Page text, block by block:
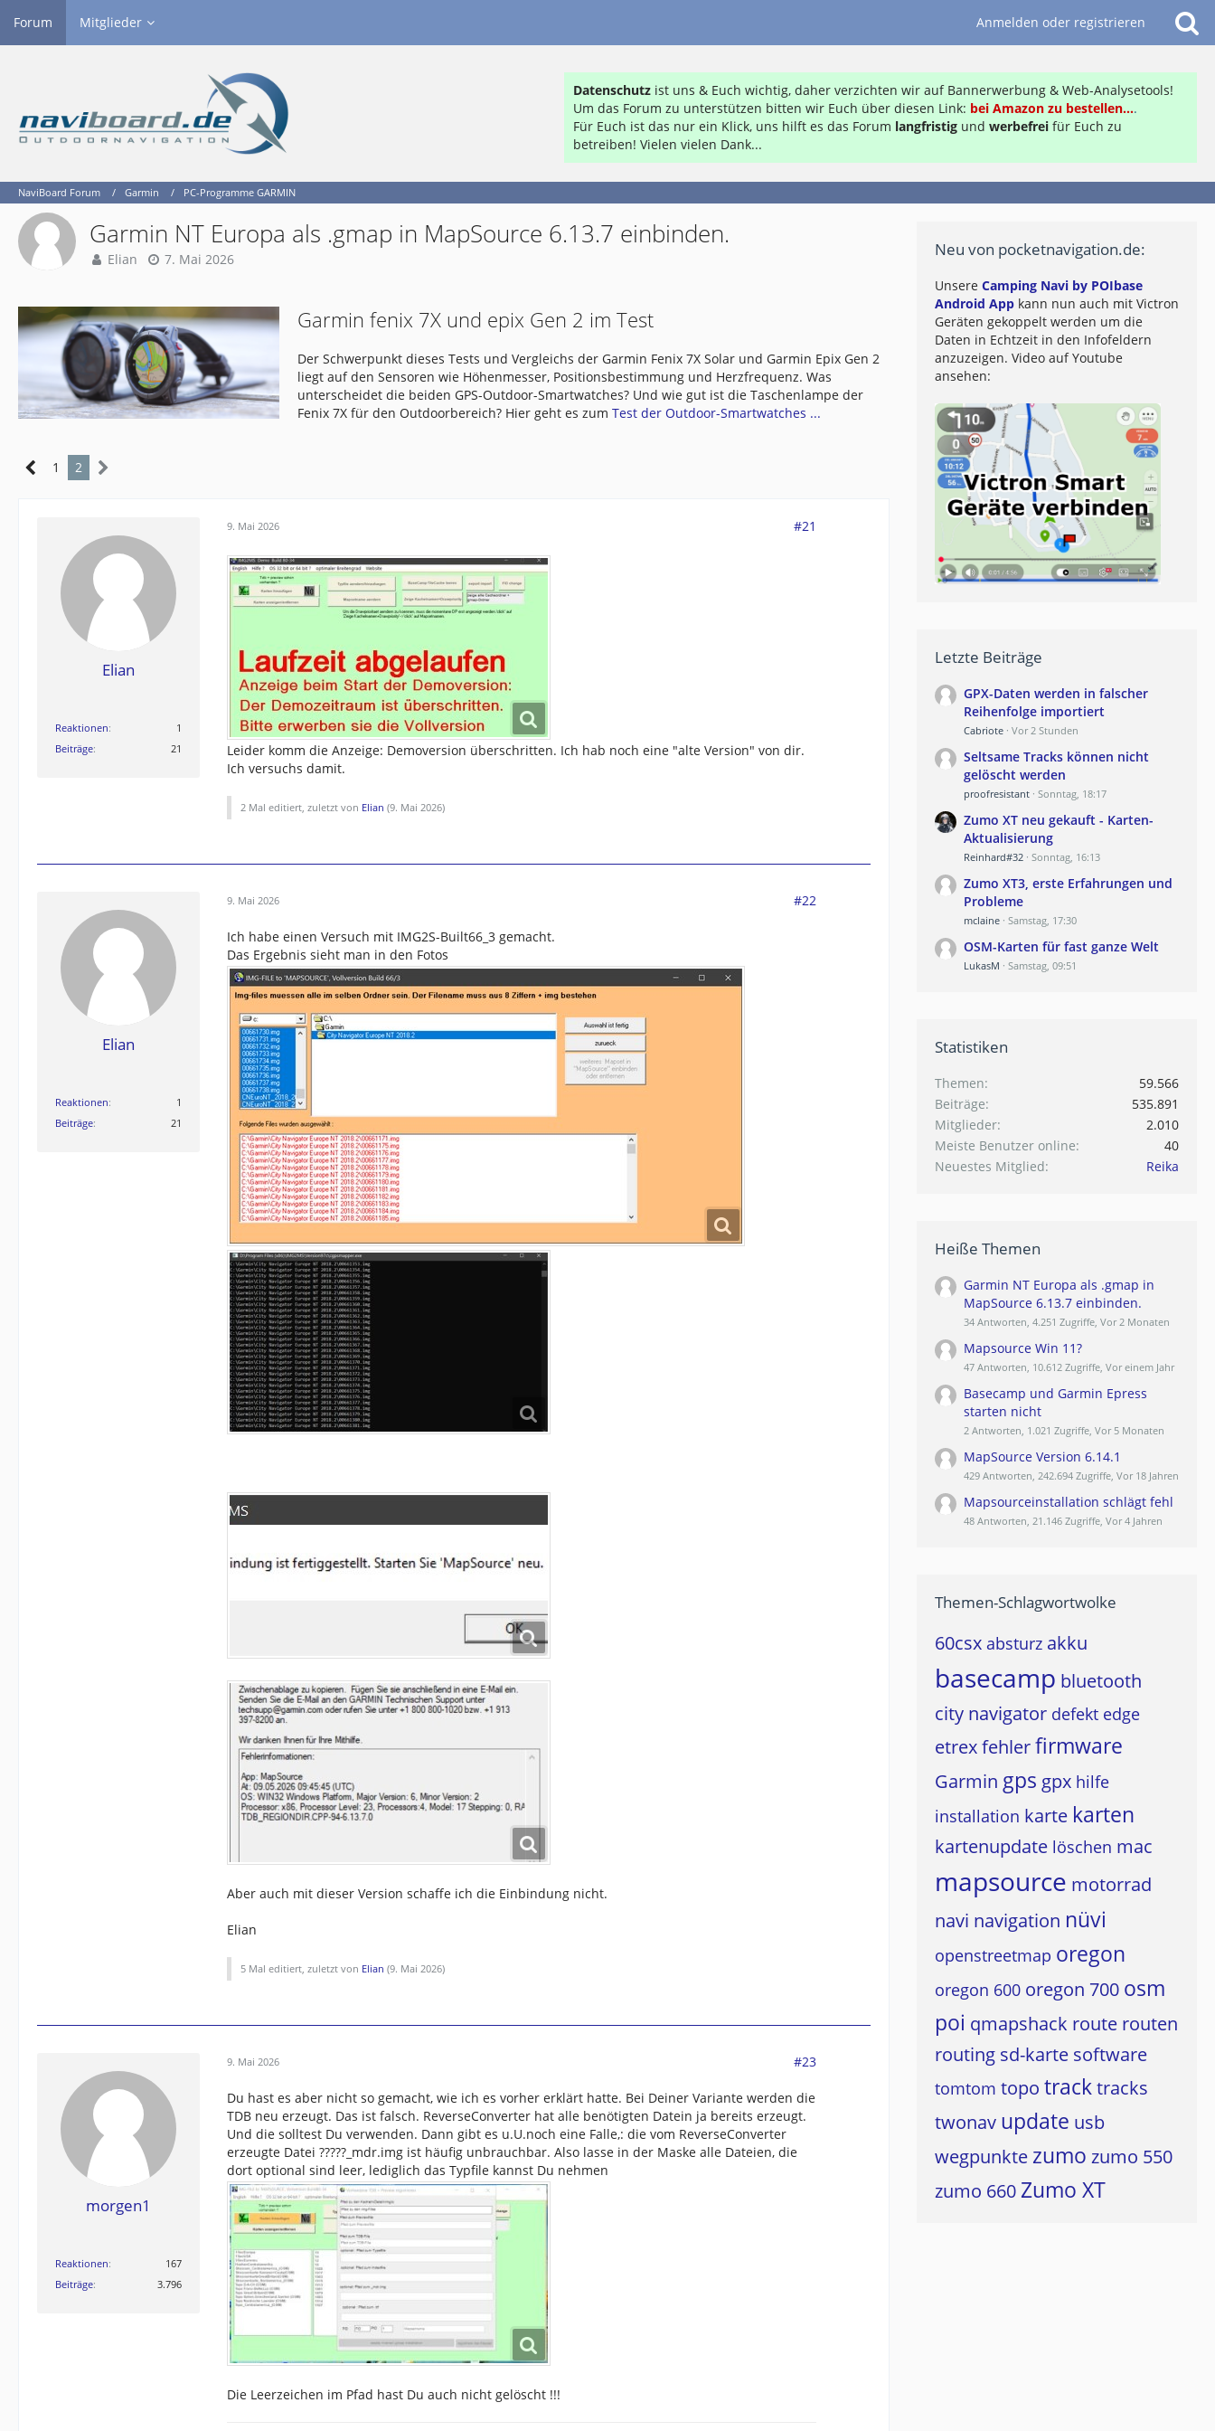
Forum Mitglieder Anmelden oder registrieren
Datenschutz ist uns & Euch wichtig, daher verzichten wir auf Bannerwerbung & Web-Analysetools!
Um das Forum zu unterstützen bitten wir Euch über diesen Link: bei Amazon zu bestellen....
Für Euch ist das nur ein Klick, uns hilft es das Forum langfristig und werbefrei für Euch zu
betreiben! Vielen vielen Dank...
NaviBoard Forum Garmin PC-Programme GARMIN
Garmin NT Europa als .gmap in MapSource 6.13.7 einbinden.
Elian 7. Mai 2026
Garmin fenix 7X und epix Gen 2 im Test
Der Schwerpunkt dieses Tests und Vergleichs der Garmin Fenix 7X Solar und Garmin Epix Gen 2
liegt auf den Sensoren wie Höhenmesser, Positionsbestimmung und Herzfrequenz. Was
unterscheidet die beiden GPS-Outdoor-Smartwatches? Und wie gut ist die Taschenlampe der
Fenix 7X für den Outdoorbereich? Hier geht es zumTest der Outdoor-Smartwatches ...
1 2
Elian
Reaktionen
1
Beiträge
21
9. Mai 2026 #21
Leider komm die Anzeige: Demoversion überschritten. Ich hab noch eine "alte Version" von dir.
Ich versuchs damit.
2 Mal editiert, zuletzt von Elian (9. Mai 2026)
Elian
Reaktionen
1
Beiträge
21
9. Mai 2026 #22
Ich habe einen Versuch mit IMG2S-Built66_3 gemacht.
Das Ergebnis sieht man in den Fotos
Aber auch mit dieser Version schaffe ich die Einbindung nicht.
Elian
5 Mal editiert, zuletzt von Elian (9. Mai 2026)
morgen1
Reaktionen
167
Beiträge
3.796
9. Mai 2026 #23
Du hast es aber nicht so gemacht, wie ich es vorher erklärt hatte. Bei Deiner Variante werden die
TDB neu erzeugt. Das ist falsch. ReverseConverter hat alle benötigten Datein ja bereits erzeugt.
Und die solltest Du verwenden. Dann gibt es u.U.noch eine Falle,: die vom ReverseConverter
erzeugte Datei ?????_mdr.img ist häufig unbrauchbar. Also lasse in der Maske alle Dateien, die
dort optional sind leer, lediglich das Typfile kannst Du nehmen
Die Leerzeichen im Pfad hast Du auch nicht gelöscht !!!
Neu von pocketnavigation.de:
Unsere Camping Navi by POIbase
Android App kann nun auch mit Victron
Geräten gekoppelt werden um die
Daten in Echtzeit in den Infofeldern
anzuzeigen. Video auf Youtube
ansehen:
Letzte Beiträge
GPX-Daten werden in falscher
Reihenfolge importiert
Cabriote Vor 2 Stunden
Seltsame Tracks können nicht
gelöscht werden
proofresistant Sonntag, 18:17
Zumo XT neu gekauft - Karten-
Aktualisierung
Reinhard#32 Sonntag, 16:13
Zumo XT3, erste Erfahrungen und
Probleme
mclaine Samstag, 17:30
OSM-Karten für fast ganze Welt
LukasM Samstag, 09:51
Statistiken
Themen
59.566
Beiträge
535.891
Mitglieder
2.010
Meiste Benutzer online
40
Neuestes Mitglied
Reika
Heiße Themen
Garmin NT Europa als .gmap in
MapSource 6.13.7 einbinden.
34 Antworten, 4.251 Zugriffe, Vor 2 Monaten
Mapsource Win 11?
47 Antworten, 10.612 Zugriffe, Vor einem Jahr
Basecamp und Garmin Epress
starten nicht
2 Antworten, 1.021 Zugriffe, Vor 5 Monaten
MapSource Version 6.14.1
429 Antworten, 242.694 Zugriffe, Vor 18 Jahren
Mapsourceinstallation schlägt fehl
48 Antworten, 21.146 Zugriffe, Vor 4 Jahren
Themen-Schlagwortwolke
60csx absturz akku
basecamp bluetooth
city navigator defekt edge
etrexfehlerfirmware
Garmin gps gpx hilfe
installation karte karten
kartenupdate löschen mac
mapsource motorrad
navi navigation nüvi
openstreetmap oregon
oregon 600 oregon 700 osm
poi qmapshack route routen
routing sd-karte software
tomtom topo tracktracks
twonav update usb
wegpunkte zumo zumo 550
zumo 660 Zumo XT